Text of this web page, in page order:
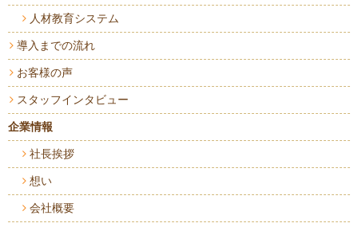
人材教育システム
導入までの流れ
お客様の声
スタッフインタビュー
企業情報
社長挨拶
想い
会社概要